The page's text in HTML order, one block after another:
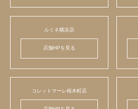
ルミネ横浜店
店舗HPを見る
コレットマーレ桜木町店